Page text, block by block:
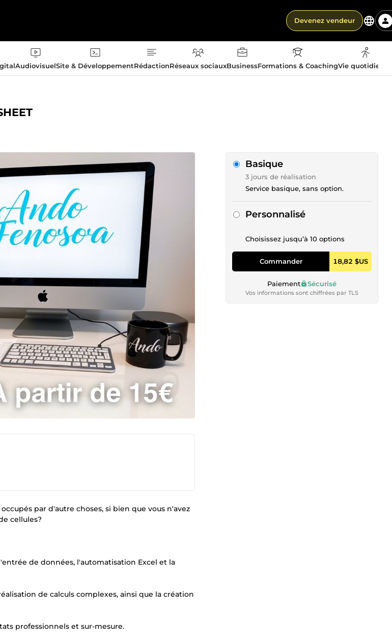
Devenez vendeur
AudiovisuelSite & DéveloppementRédactionRéseaux sociauxBusinessFormations & CoachingVie
par d'autre choses, si bien que vous n'avez
cellules?
de données, l'automatisation Excel et la
de calculs complexes, ainsi que la création
professionnels et sur-mesure.
Basique
3 jours de réalisation
Service basique, sans option.
Personnalisé
Choisissez jusqu’à 10 options
Commander 18,82 $US
Paiement Sécurisé
Vos informations sont chiffrées par TLS